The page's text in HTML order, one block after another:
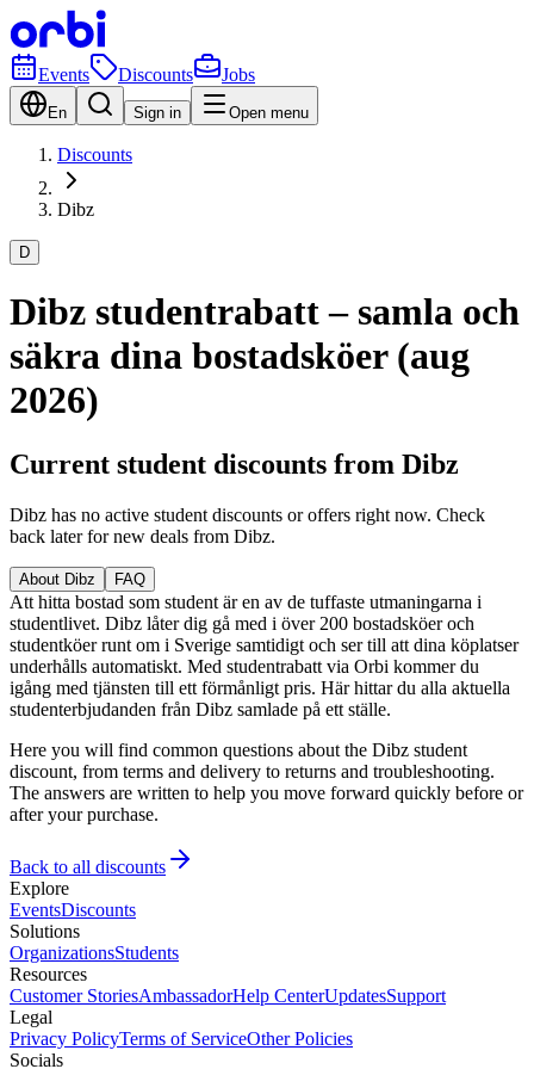
Events Discounts Jobs
En Sign in Open menu
Discounts
Dibz
D
Dibz studentrabatt – samla och
säkra dina bostadsköer (aug
2026)
Current student discounts from Dibz
Dibz has no active student discounts or offers right now. Check
back later for new deals from Dibz.
About Dibz FAQ
Att hitta bostad som student är en av de tuffaste utmaningarna i
studentlivet. Dibz låter dig gå med i över 200 bostadsköer och
studentköer runt om i Sverige samtidigt och ser till att dina köplatser
underhålls automatiskt. Med studentrabatt via Orbi kommer du
igång med tjänsten till ett förmånligt pris. Här hittar du alla aktuella
studenterbjudanden från Dibz samlade på ett ställe.
Here you will find common questions about the Dibz student
discount, from terms and delivery to returns and troubleshooting.
The answers are written to help you move forward quickly before or
after your purchase.
Back to all discounts
Explore
EventsDiscounts
Solutions
OrganizationsStudents
Resources
Customer StoriesAmbassadorHelp CenterUpdatesSupport
Legal
Privacy PolicyTerms of ServiceOther Policies
Socials